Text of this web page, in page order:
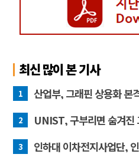
최신 많이 본 기사
1
2
3